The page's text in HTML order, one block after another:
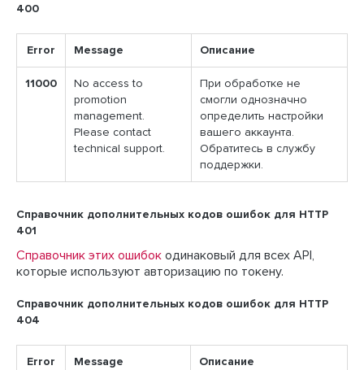
400
Error Message Описание
11000
No access to
promotion
management.
Please contact
technical support.
При обработке не
смогли однозначно
определить настройки
вашего аккаунта.
Обратитесь в службу
поддержки.
Справочник дополнительных кодов ошибок для HTTP
401
Справочник этих ошибок одинаковый для всех API,
которые используют авторизацию по токену.
Справочник дополнительных кодов ошибок для HTTP
404
Error Message Описание